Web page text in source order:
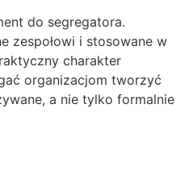
do segregatora.
zespołowi i stosowane w
charakter
organizacjom tworzyć
a nie tylko formalnie